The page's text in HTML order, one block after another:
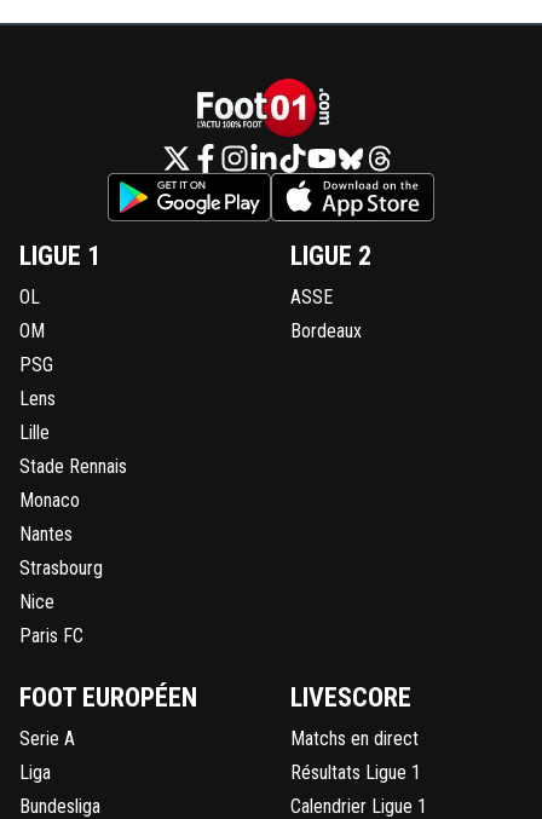
LIGUE 1
OL
OM
PSG
Lens
Lille
Stade Rennais
Monaco
Nantes
Strasbourg
Nice
Paris FC
LIGUE 2
ASSE
Bordeaux
FOOT EUROPÉEN
Serie A
Liga
Bundesliga
LIVESCORE
Matchs en direct
Résultats Ligue 1
Calendrier Ligue 1